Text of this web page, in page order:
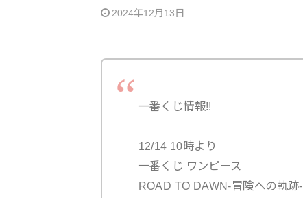
2024年12月13日
一番くじ情報!!
12/14 10時より
一番くじ ワンピース
ROAD TO DAWN-冒険への軌跡-